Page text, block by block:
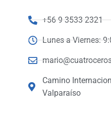
+56 9 3533 2321
Lunes a Viernes:
Camino
Valparaíso